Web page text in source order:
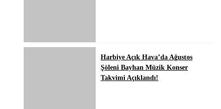
Harbiye Açık Hava’da Ağustos
Şöleni Bayhan Müzik Konser
Takvimi Açıklandı!